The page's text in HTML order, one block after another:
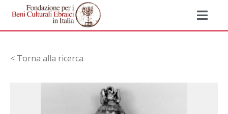
< Torna alla ricerca